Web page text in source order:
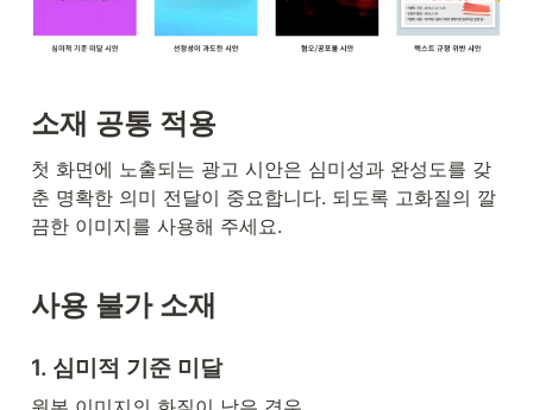
소재 공통 적용
첫 화면에 노출되는 광고 시안은 심미성과 완성도를 갖
춘 명확한 의미 전달이 중요합니다. 되도록 고화질의 깔
끔한 이미지를 사용해 주세요.
사용 불가 소재
1. 심미적 기준 미달